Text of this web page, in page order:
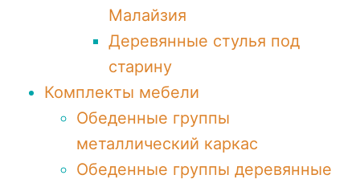
Малайзия
Деревянные стулья под
старину
Комплекты мебели
Обеденные группы
металлический каркас
Обеденные группы деревянные